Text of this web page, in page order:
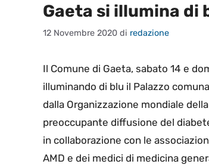
Gaeta si illumina di
12 Novembre 2020 di redazione
Il Comune di Gaeta, sabato 14 e
illuminando di blu il Palazzo
dalla Organizzazione mondiale
preoccupante diffusione del
in collaborazione con le
AMD e dei medici di medicina